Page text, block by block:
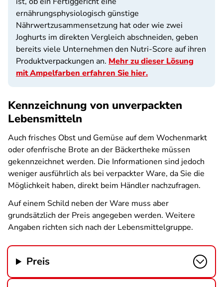
ernährungsphysiologisch günstige
Nährwertzusammensetzung hat oder wie zwei
Joghurts im direkten Vergleich abschneiden, geben
bereits viele Unternehmen den Nutri-Score auf ihren
Produktverpackungen an. Mehr zu dieser Lösung
mit Ampelfarben erfahren Sie hier.
Kennzeichnung von unverpackten
Lebensmitteln
Auch frisches Obst und Gemüse auf dem Wochenmarkt
oder ofenfrische Brote an der Bäckertheke müssen
gekennzeichnet werden. Die Informationen sind jedoch
weniger ausführlich als bei verpackter Ware, da Sie die
Möglichkeit haben, direkt beim Händler nachzufragen.
Auf einem Schild neben der Ware muss aber
grundsätzlich der Preis angegeben werden. Weitere
Angaben richten sich nach der Lebensmittelgruppe.
Preis